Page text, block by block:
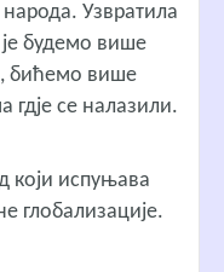
Узвратила
будемо више
бићемо више
се налазили.
који испуњава
глобализације.